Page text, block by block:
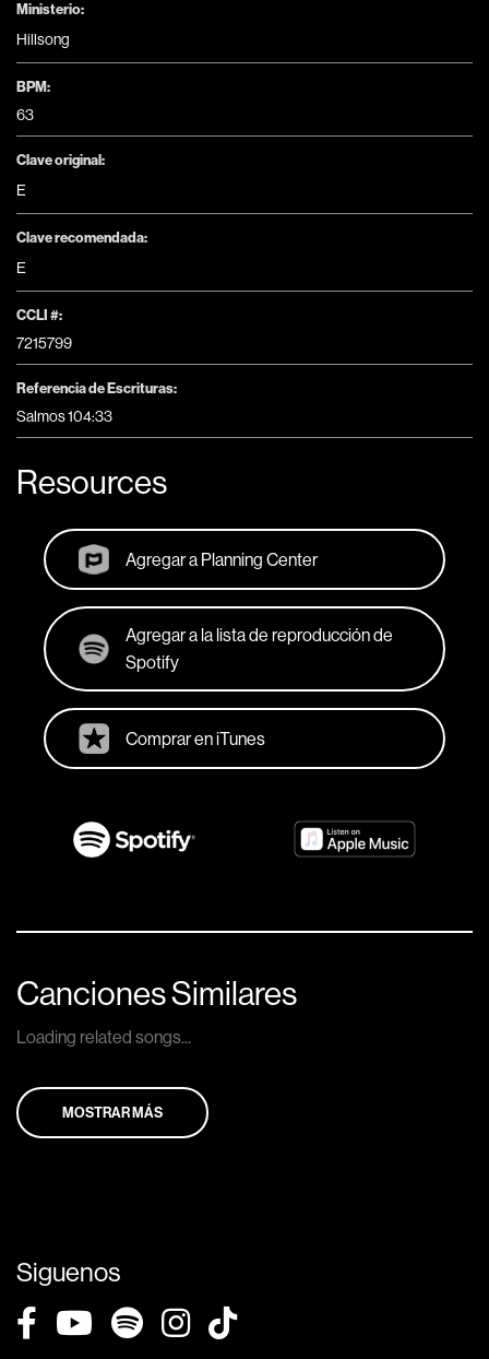
Ministerio:
Hillsong
BPM:
63
Clave original:
E
Clave recomendada:
E
CCLI #:
7215799
Referencia de Escrituras:
Salmos 104:33
Resources
Agregar a Planning Center
Agregar a la lista de reproducción de
Spotify
Comprar en iTunes
Canciones Similares
Loading related songs...
MOSTRAR MÁS
Siguenos